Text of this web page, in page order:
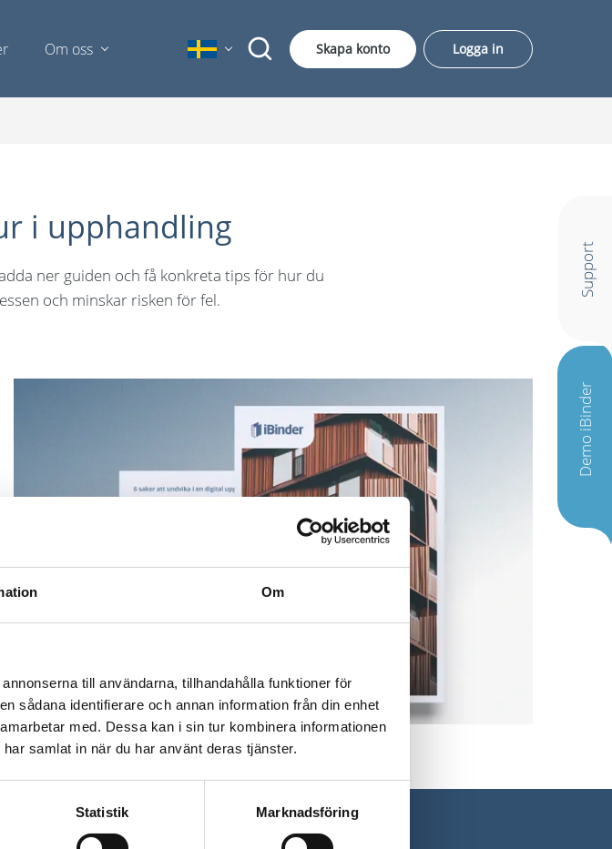
Om
till användarna, tillhandahålla funktioner för
sådana identifierare och annan information från din enhet
med. Dessa kan i sin tur kombinera informationen
samlat in när du har använt deras tjänster.
Statistik Marknadsföring
Om oss Skapa konto Logga in
i upphandling
ner guiden och få konkreta tips för hur du
och minskar risken för fel.
Support
Demo iBinder